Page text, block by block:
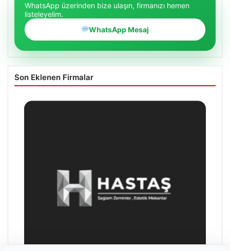
WhatsApp üzerinden bize ulaşın, firmanızı hemen
listeleyelim.
WhatsApp Mesaj
Son Eklenen Firmalar